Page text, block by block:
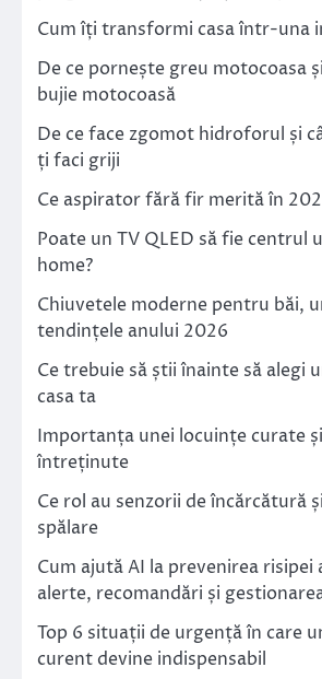
Cum îți transformi casa într-una
De ce pornește greu motocoasa
bujie motocoasă
De ce face zgomot hidroforul și
ți faci griji
Ce aspirator fără fir merită în
Poate un TV QLED să fie centrul
home?
Chiuvetele moderne pentru băi,
tendințele anului 2026
Ce trebuie să știi înainte să alegi
casa ta
Importanța unei locuințe curate
întreținute
Ce rol au senzorii de încărcătură
spălare
Cum ajută AI la prevenirea risipei
alerte, recomandări și
Top 6 situații de urgență în care
curent devine indispensabil